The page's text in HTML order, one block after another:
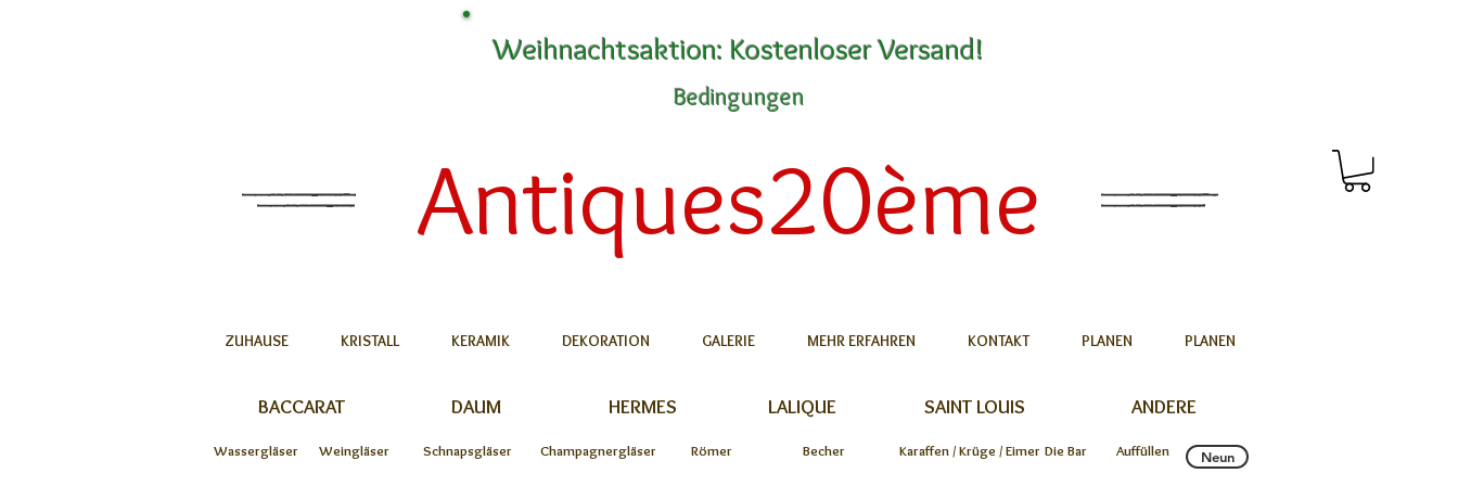
Weihnachtsaktion: Kostenloser Versand!
Bedingungen
Antiques20ème
ZUHAUSE KRISTALL KERAMIK DEKORATION GALERIE MEHR ERFAHREN KONTAKT PLANEN PLANEN
BACCARAT DAUM HERMES LALIQUE SAINT LOUIS ANDERE
Wassergläser Weingläser Schnapsgläser Champagnergläser Römer Becher Karaffen / Krüge / Eimer Die Bar Auffüllen Neun